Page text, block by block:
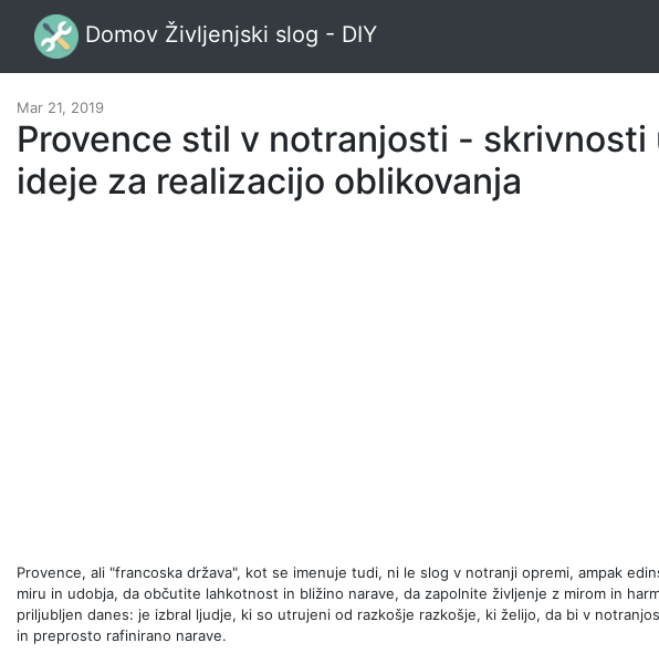
Domov Življenjski slog - DIY
Mar 21, 2019
Provence stil v notranjosti -
ideje za realizacijo oblikovanja
Provence, ali "francoska država", kot se imenuje tudi, ni le slog v notranji opremi, ampak
miru in udobja, da občutite lahkotnost in bližino narave, da zapolnite življenje z mirom in
priljubljen danes: je izbral ljudje, ki so utrujeni od razkošje razkošje, ki želijo, da bi v
in preprosto rafinirano narave.